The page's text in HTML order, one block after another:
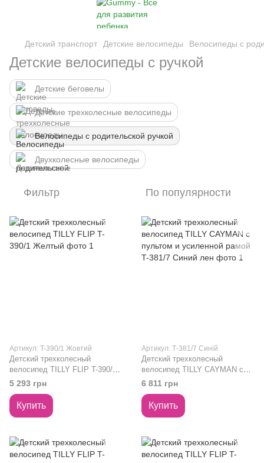
Детский транспорт Детские велосипеды Велосипеды с
Детские велосипеды с ручкой
Детские беговелы
Детские трехколесные велосипеды
Велосипеды с родительской ручкой
Двухколесные велосипеды
Фильтр По популярности
Артикул: T-390/1 Жовтий
Детский трехколесный
велосипед TILLY FLIP T-390/1
Желтый
5 293 грн
Купить
Артикул: Т-381/7 Синій
Детский трехколесный
велосипед TILLY CAYMAN с
пультом и усиленной рамой T-
381/7 Синий лен
6 811 грн
Купить